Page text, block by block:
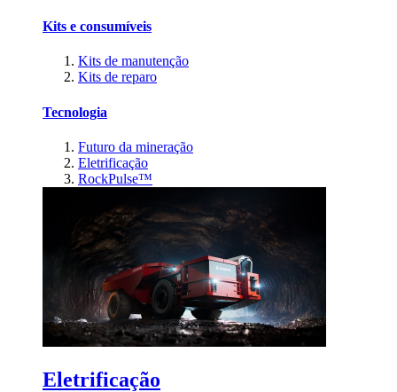
Kits e consumíveis
Kits de manutenção
Kits de reparo
Tecnologia
Futuro da mineração
Eletrificação
RockPulse™
Eletrificação